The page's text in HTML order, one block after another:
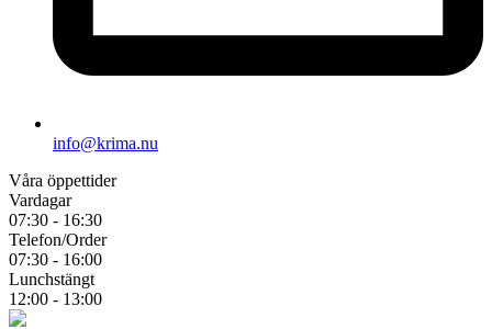
info@krima.nu
Våra öppettider
Vardagar
07:30 - 16:30
Telefon/Order
07:30 - 16:00
Lunchstängt
12:00 - 13:00